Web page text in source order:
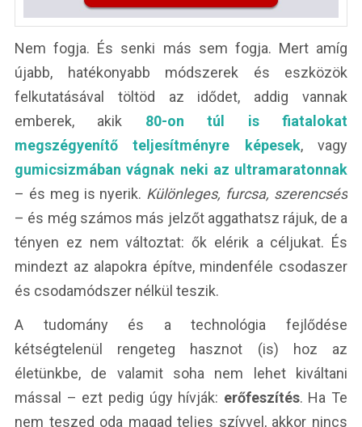
Nem fogja. És senki más sem fogja. Mert amíg
újabb, hatékonyabb módszerek és eszközök
felkutatásával töltöd az idődet, addig vannak
emberek, akik 80-on túl is fiatalokat
megszégyenítő teljesítményre képesek, vagy
gumicsizmában vágnak neki az ultramaratonnak
– és meg is nyerik. Különleges, furcsa, szerencsés
– és még számos más jelzőt aggathatsz rájuk, de a
tényen ez nem változtat: ők elérik a céljukat. És
mindezt az alapokra építve, mindenféle csodaszer
és csodamódszer nélkül teszik.
A tudomány és a technológia fejlődése
kétségtelenül rengeteg hasznot (is) hoz az
életünkbe, de valamit soha nem lehet kiváltani
mással – ezt pedig úgy hívják: erőfeszítés. Ha Te
nem teszed oda magad teljes szívvel, akkor nincs